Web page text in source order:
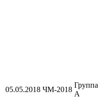
05.05.2018 ЧМ-2018
Группа
A